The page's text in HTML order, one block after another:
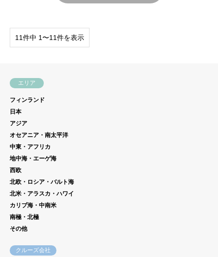
11件中 1〜11件を表示
エリア
フィンランド
日本
アジア
オセアニア・南太平洋
中東・アフリカ
地中海・エーゲ海
西欧
北欧・ロシア・バルト海
北米・アラスカ・ハワイ
カリブ海・中南米
南極・北極
その他
クルーズ会社